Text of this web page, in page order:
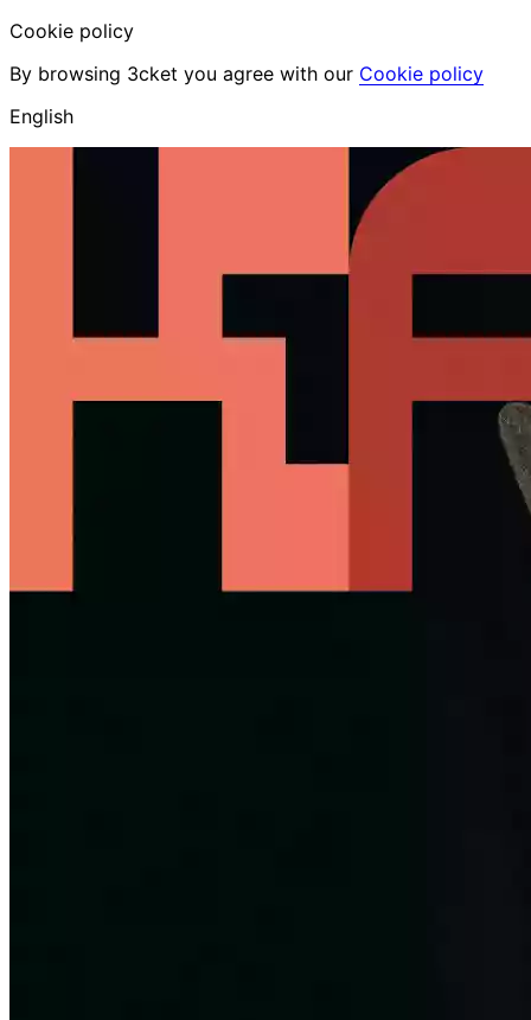
Cookie policy
By browsing 3cket you agree with our Cookie policy
English